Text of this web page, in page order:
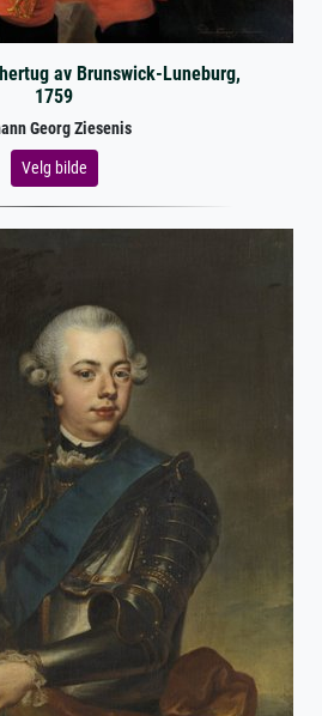
av Brunswick-Luneburg,
1759
Georg Ziesenis
Velg bilde